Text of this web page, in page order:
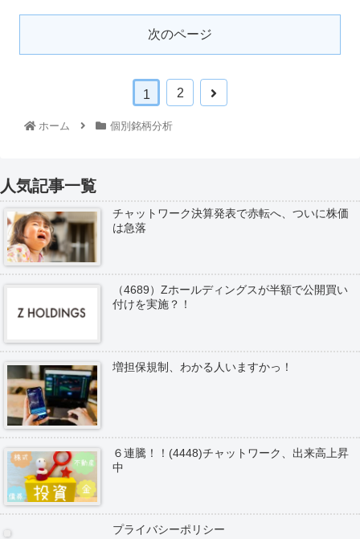
次のページ
1 2
ホーム 個別銘柄分析
人気記事一覧
チャットワーク決算発表で赤転へ、ついに株価
は急落
（4689）Zホールディングスが半額で公開買い
付けを実施？！
増担保規制、わかる人いますかっ！
６連騰！！(4448)チャットワーク、出来高上昇
中
プライバシーポリシー